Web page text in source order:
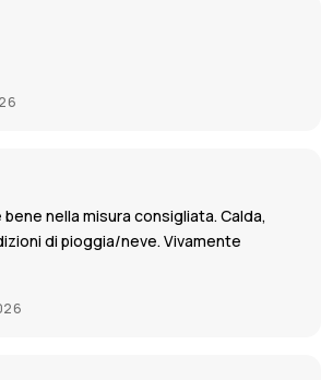
nella misura consigliata. Calda,
di pioggia/neve. Vivamente